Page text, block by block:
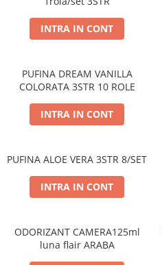
PERII SI RACLETE
MUSAMA, LINOLEUM
UNICA FOLOSINTA
INTRA IN CONT
PUFINA DREAM VANILLA
COLORATA 3STR 10 ROLE
INTRA IN CONT
PUFINA ALOE VERA 3STR 8/SET
INTRA IN CONT
ODORIZANT CAMERA125ml
luna flair ARABA